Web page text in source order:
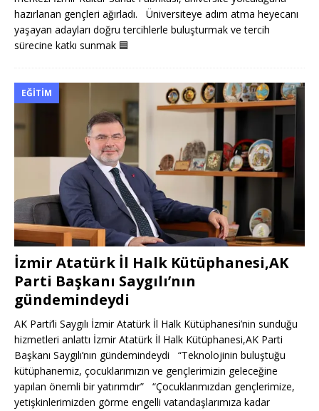
hazırlanan gençleri ağırladı. Üniversiteye adım atma heyecanı
yaşayan adayları doğru tercihlerle buluşturmak ve tercih
sürecine katkı sunmak 🟦
EĞITIM
İzmir Atatürk İl Halk Kütüphanesi,AK
Parti Başkanı Saygılı’nın
gündemindeydi
AK Parti’li Saygılı İzmir Atatürk İl Halk Kütüphanesi’nin sunduğu
hizmetleri anlattı İzmir Atatürk İl Halk Kütüphanesi,AK Parti
Başkanı Saygılı’nın gündemindeydi “Teknolojinin buluştuğu
kütüphanemiz, çocuklarımızın ve gençlerimizin geleceğine
yapılan önemli bir yatırımdır” “Çocuklarımızdan gençlerimize,
yetişkinlerimizden görme engelli vatandaşlarımıza kadar